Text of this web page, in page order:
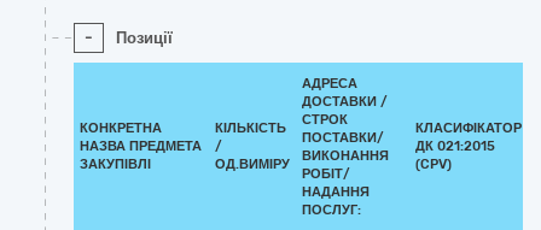
- Позиції
КОНКРЕТНА
НАЗВА ПРЕДМЕТА
ЗАКУПІВЛІ
КІЛЬКІСТЬ
/
ОД.ВИМІРУ
АДРЕСА
ДОСТАВКИ /
СТРОК
ПОСТАВКИ/
ВИКОНАННЯ
РОБІТ/
НАДАННЯ
ПОСЛУГ:
КЛАСИФІКАТОР
ДК 021:2015
(CPV)